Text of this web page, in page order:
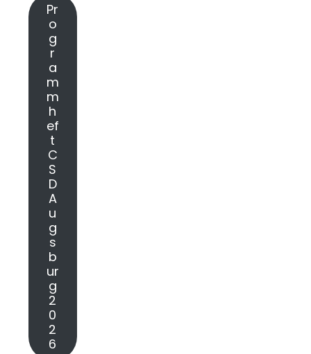
Pr
o
g
r
a
m
m
h
ef
t
C
S
D
A
u
g
s
b
ur
g
2
0
2
6